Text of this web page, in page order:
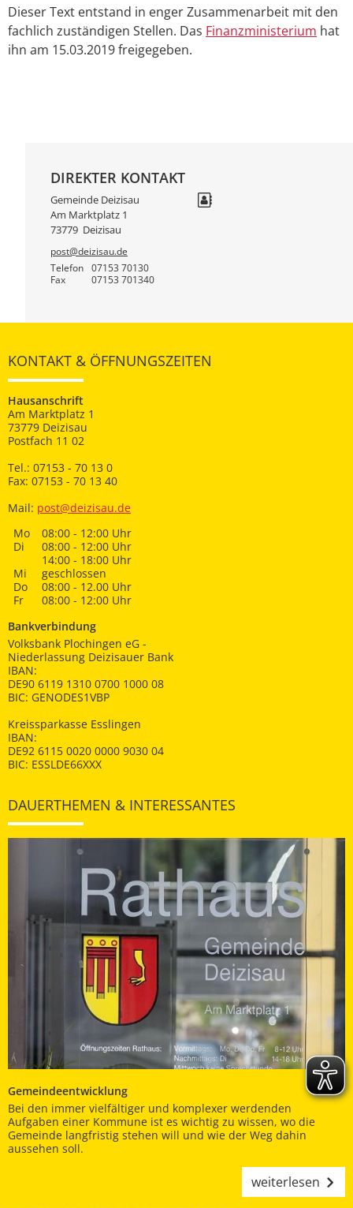
Dieser Text entstand in enger Zusammenarbeit mit den
fachlich zuständigen Stellen. Das Finanzministerium hat
ihn am 15.03.2019 freigegeben.
DIREKTER KONTAKT
Gemeinde Deizisau
Am Marktplatz 1
73779 Deizisau
post@deizisau.de
Telefon
07153 70130
Fax 07153 701340
KONTAKT & ÖFFNUNGSZEITEN
Hausanschrift
Am Marktplatz 1
73779 Deizisau
Postfach 11 02
Tel.: 07153 - 70 13 0
Fax: 07153 - 70 13 40
Mail: post@deizisau.de
Mo
08:00 - 12:00 Uhr
Di
08:00 - 12:00 Uhr
14:00 - 18:00 Uhr
Mi
geschlossen
Do
08:00 - 12.00 Uhr
Fr
08:00 - 12:00 Uhr
Bankverbindung
Volksbank Plochingen eG -
Niederlassung Deizisauer Bank
IBAN:
DE90 6119 1310 0700 1000 08
BIC: GENODES1VBP
Kreissparkasse Esslingen
IBAN:
DE92 6115 0020 0000 9030 04
BIC: ESSLDE66XXX
DAUERTHEMEN & INTERESSANTES
Gemeindeentwicklung
Bei den immer vielfältiger und komplexer werdenden
Aufgaben einer Kommune ist es wichtig zu wissen, wo die
Gemeinde langfristig stehen will und wie der Weg dahin
aussehen soll.
weiterlesen